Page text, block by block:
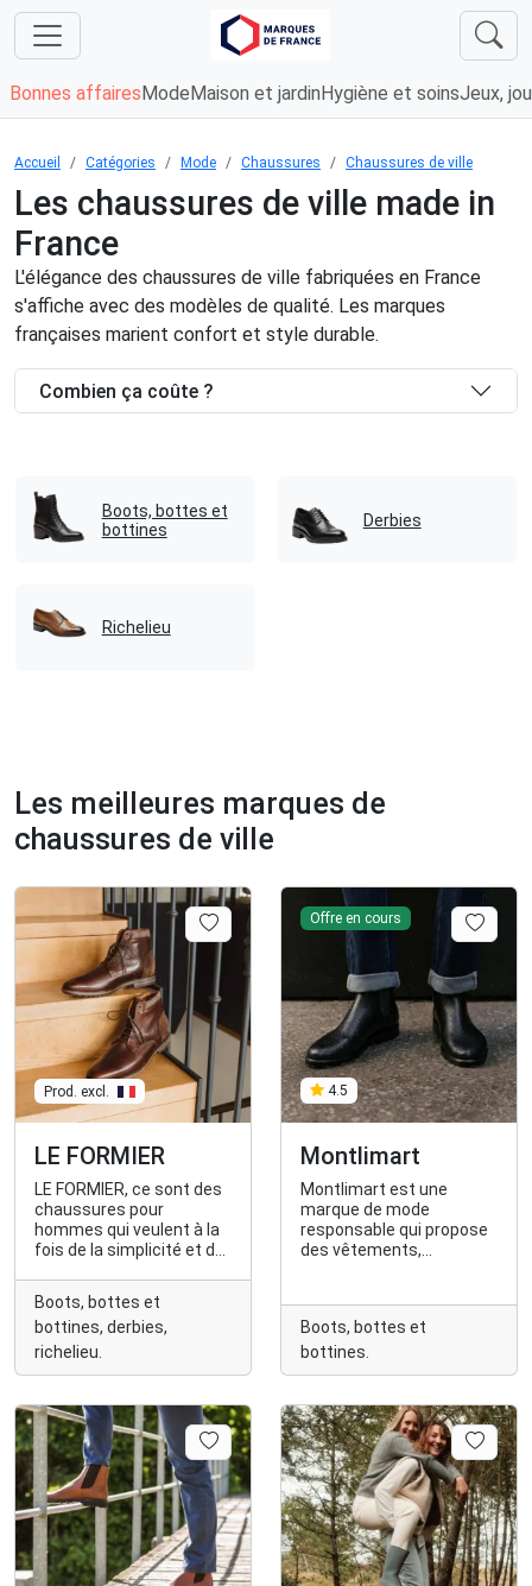
Bonnes affaires Mode Maison et jardin Hygiène et soinsJeux,
Accueil Catégories Mode Chaussures Chaussures de ville
Les chaussures de ville made in
France
L'élégance des chaussures de ville fabriquées en France
s'affiche avec des modèles de qualité. Les marques
françaises marient confort et style durable.
Combien ça coûte ?
Boots, bottes et
bottines
Derbies
Richelieu
Les meilleures marques de
chaussures de ville
Prod. excl.
LE FORMIER
LE FORMIER, ce sont des
chaussures pour
hommes qui veulent à la
fois de la simplicité et de
Boots, bottes et
bottines, derbies,
richelieu.
Offre en cours
4.5
Montlimart
Montlimart est une
marque de mode
responsable qui propose
des vêtements,
fabriqués à moins de
2000kms dont 80% de
made in France, dans des
matières plus durables
recyclées) et qui parraine
des abeilles de la région
nantaise.
Boots, bottes et
bottines.